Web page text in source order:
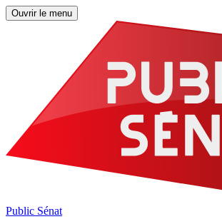
Ouvrir le menu
Public Sénat